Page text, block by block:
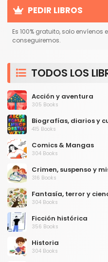
PEDIR LIBROS
Es 100% gratuito, solo envíenos
conseguiremos.
TODOS LOS
Acción y aventura
305 Books
Biografías, diarios y
415 Books
Comics & Mangas
304 Books
Crimen, suspenso y
316 Books
Fantasía, terror y
304 Books
Ficción histórica
356 Books
Historia
304 Books